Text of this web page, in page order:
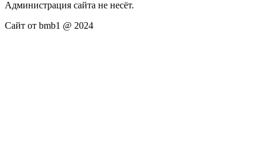
Администрация сайта не несёт.
Сайт от bmb1 @ 2024